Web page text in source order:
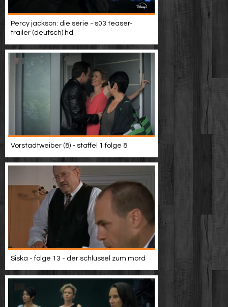
Percy jackson: die serie - s03 teaser-
trailer (deutsch) hd
Vorstadtweiber (8) - staffel 1 folge 8
Siska - folge 13 - der schlüssel zum mord